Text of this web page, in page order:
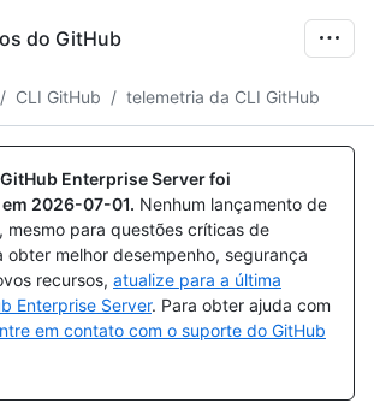
do GitHub
/ CLI GitHub / telemetria da CLI GitHub
Enterprise Server foi
2026-07-01. Nenhum lançamento de
mesmo para questões críticas de
obter melhor desempenho, segurança
recursos, atualize para a última
Enterprise Server. Para obter ajuda com
em contato com o suporte do GitHub